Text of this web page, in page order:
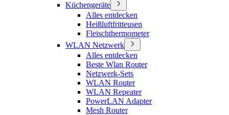
Küchengeräte
Alles entdecken
Heißluftfritteusen
Fleischthermometer
WLAN Netzwerk
Alles entdecken
Beste Wlan Router
Netzwerk-Sets
WLAN Router
WLAN Repeater
PowerLAN Adapter
Mesh Router